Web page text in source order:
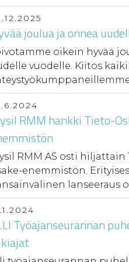
joulua ja onnea
oikein hyvää
vuodelle. Kiitos
RMM hankki Tieto-
RMM AS osti hiljattain
enemmistön.
lanseeraus
Työajanseurannan